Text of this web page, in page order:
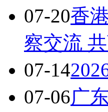
07-20香
察交流
07-14
07-06广